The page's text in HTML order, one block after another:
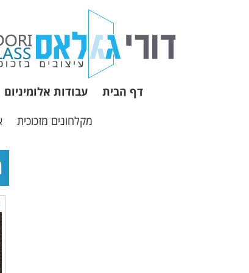
דף הבית עבודות אלומיניום
מקלחונים מזכוכית